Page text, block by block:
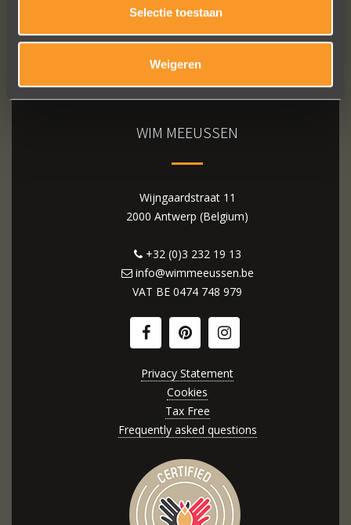
Selectie toestaan
Weigeren
WIM MEEUSSEN
Wijngaardstraat 11
2000 Antwerp (Belgium)
+32 (0)3 232 19 13
info@wimmeeussen.be
VAT BE 0474 748 979
Privacy Statement
Cookies
Tax Free
Frequently asked questions